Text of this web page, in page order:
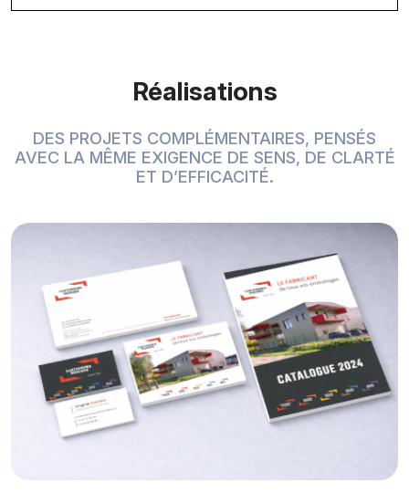
Réalisations
DES PROJETS COMPLÉMENTAIRES, PENSÉS
AVEC LA MÊME EXIGENCE DE SENS, DE CLARTÉ
ET D’EFFICACITÉ.
Logo et carte de